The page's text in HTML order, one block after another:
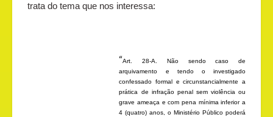
trata do tema que nos interessa:
“Art. 28-A. Não sendo caso de
arquivamento e tendo o investigado
confessado formal e circunstancialmente a
prática de infração penal sem violência ou
grave ameaça e com pena mínima inferior a
4 (quatro) anos, o Ministério Público poderá